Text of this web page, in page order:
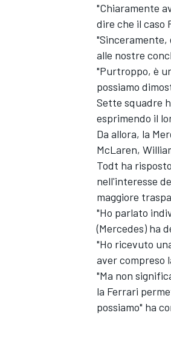
"Chiaramente
dire che il caso
"Sinceramente,
alle nostre
"Purtroppo, è
possiamo
Sette squadre
esprimendo il
Da allora, la
McLaren,
Todt ha
nell'interesse
maggiore
"Ho parlato
(Mercedes) ha
"Ho ricevuto
aver compreso
"Ma non
la Ferrari
possiamo" ha